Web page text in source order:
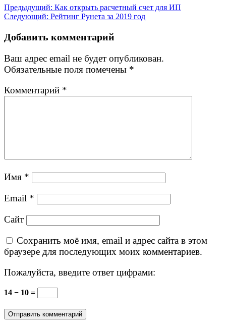
Навигация
по
записям
Предыдущий: Предыдущая
запись:
Как открыть расчетный счет для ИП
Следующий: Следующая
Рейтинг Рунета за 2019 год
Добавить комментарий
Ваш адрес email не будет опубликован.
Обязательные поля помечены *
Комментарий *
Имя *
Email *
Сайт
Сохранить моё имя, email и адрес сайта в этом
браузере для последующих моих комментариев.
Пожалуйста, введите ответ цифрами:
14 − 10 =